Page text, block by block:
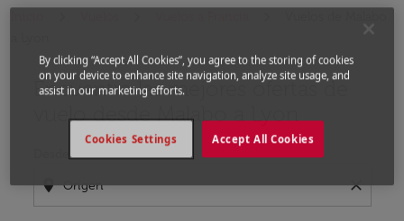
Encuentre las mejores ofertas de
vuelo desde Malabo a Lyon
location_on close
Por favor, intente actualizar su ruta (origen y / o
By clicking “Accept All Cookies”, you agree to the storing of cookies
on your device to enhance site navigation, analyze site usage, and
assist in our marketing efforts.
Accept All Cookies
Cookies Settings